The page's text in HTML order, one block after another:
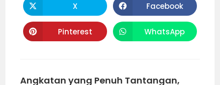
Opens
in
a
new
window
X Opens
in
a
new
window
Facebook
Opens
in
Pinterest Opens
in
WhatsApp
Angkatan yang Penuh Tantangan,